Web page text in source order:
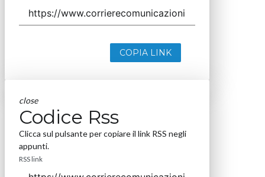
COPIA LINK
close
Codice Rss
Clicca sul pulsante per copiare il link RSS negli
appunti.
RSS link